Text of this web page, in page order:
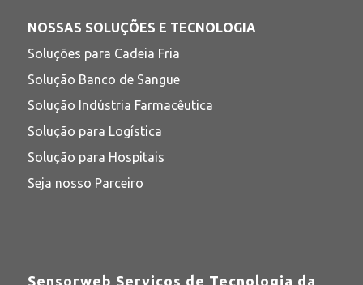
NOSSAS SOLUÇÕES E TECNOLOGIA
Soluções para Cadeia Fria
Solução Banco de Sangue
Solução Indústria Farmacêutica
Solução para Logística
Solução para Hospitais
Seja nosso Parceiro
Sensorweb Serviços de Tecnologia da